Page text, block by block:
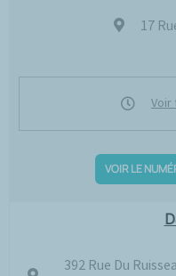
17
Voir
VOIR LE
392 Rue Du